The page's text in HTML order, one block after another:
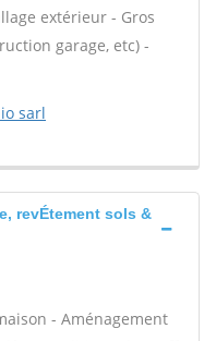
extérieur - Gros
garage, etc) -
sarl
revÉtement sols &
- Aménagement